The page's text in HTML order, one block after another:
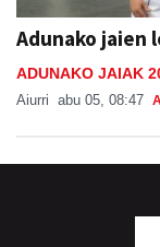
Adunako jaien
ADUNAKO JAIAK
Aiurri abu 05, 08:47